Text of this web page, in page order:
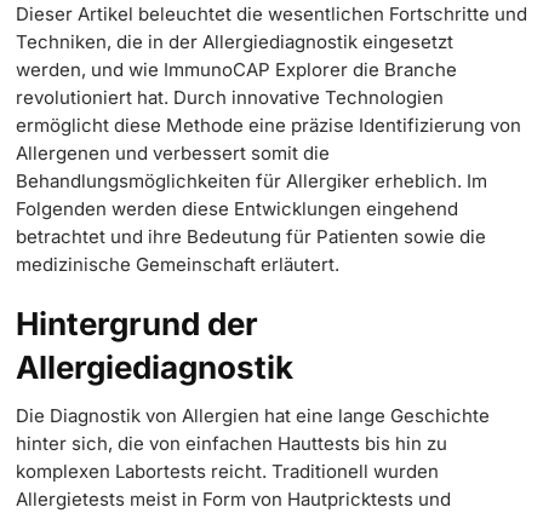
Dieser Artikel beleuchtet die wesentlichen Fortschritte und
Techniken, die in der Allergiediagnostik eingesetzt
werden, und wie ImmunoCAP Explorer die Branche
revolutioniert hat. Durch innovative Technologien
ermöglicht diese Methode eine präzise Identifizierung von
Allergenen und verbessert somit die
Behandlungsmöglichkeiten für Allergiker erheblich. Im
Folgenden werden diese Entwicklungen eingehend
betrachtet und ihre Bedeutung für Patienten sowie die
medizinische Gemeinschaft erläutert.
Hintergrund der
Allergiediagnostik
Die Diagnostik von Allergien hat eine lange Geschichte
hinter sich, die von einfachen Hauttests bis hin zu
komplexen Labortests reicht. Traditionell wurden
Allergietests meist in Form von Hautpricktests und